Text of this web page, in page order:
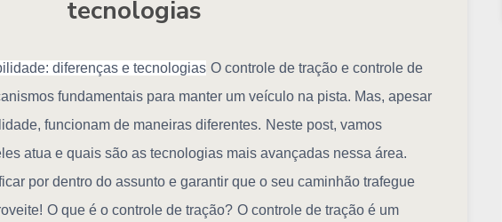
tecnologias
diferenças e tecnologias O controle de tração e controle de
fundamentais para manter um veículo na pista. Mas, apesar
funcionam de maneiras diferentes. Neste post, vamos
atua e quais são as tecnologias mais avançadas nessa área.
por dentro do assunto e garantir que o seu caminhão trafegue
O que é o controle de tração? O controle de tração é um